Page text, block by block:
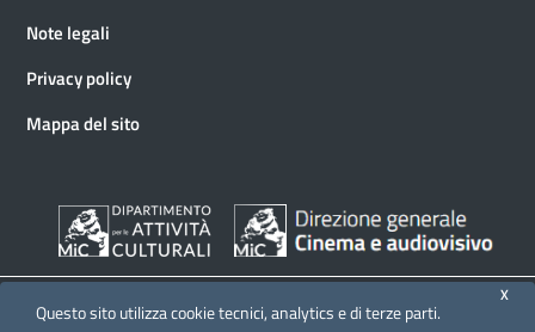
Note legali
Privacy policy
Mappa del sito
X
Questo sito utilizza cookie tecnici, analytics e di terze parti.